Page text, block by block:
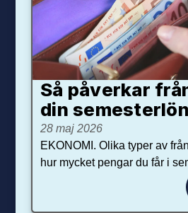
Så påverkar
din semester­lön
28 maj 2026
EKONOMI. Olika typer av
hur mycket pengar du får i